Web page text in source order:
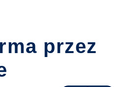
przez